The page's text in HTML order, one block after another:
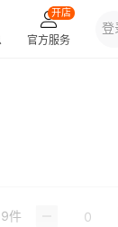
件